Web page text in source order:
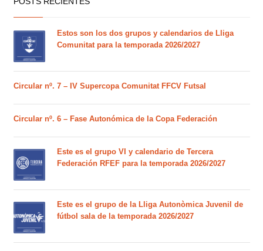
Estos son los dos grupos y calendarios de Lliga
Comunitat para la temporada 2026/2027
Circular nº. 7 – IV Supercopa Comunitat FFCV Futsal
Circular nº. 6 – Fase Autonómica de la Copa Federación
Este es el grupo VI y calendario de Tercera
Federación RFEF para la temporada 2026/2027
Este es el grupo de la Lliga Autonòmica Juvenil de
fútbol sala de la temporada 2026/2027